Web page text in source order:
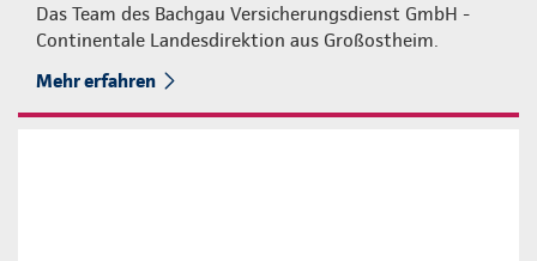
Das Team des Bachgau Versicherungsdienst GmbH -
Continentale Landesdirektion aus Großostheim.
Mehr erfahren